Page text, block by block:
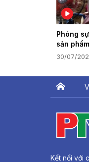
Phóng
sản
30/07/
Kết nối với